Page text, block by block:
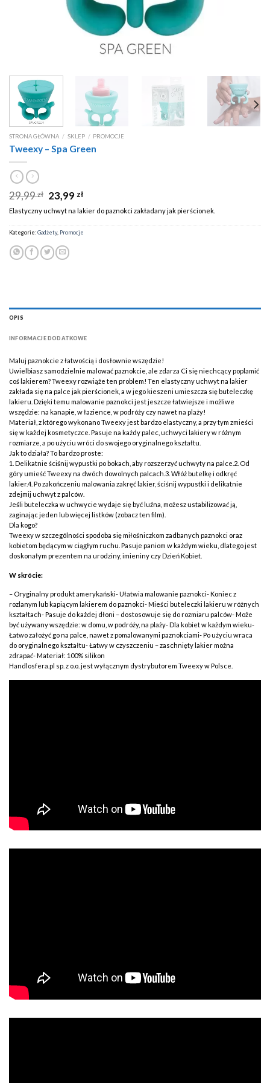
STRONA GŁÓWNA / SKLEP / PROMOCJE
Tweexy – Spa Green
29,99zł 23,99zł
Elastyczny uchwyt na lakier do paznokci zakładany jak pierścionek.
Kategorie:Gadżety, Promocje
OPIS
INFORMACJE DODATKOWE
Maluj paznokcie z łatwością i dosłownie wszędzie!
Uwielbiasz samodzielnie malować paznokcie, ale zdarza Ci się niechcący poplamić
coś lakierem? Tweexy rozwiąże ten problem! Ten elastyczny uchwyt na lakier
zakłada się na palce jak pierścionek, a w jego kieszeni umieszcza się buteleczkę
lakieru. Dzięki temu malowanie paznokci jest jeszcze łatwiejsze i możliwe
wszędzie: na kanapie, w łazience, w podróży czy nawet na plaży!
Materiał, z którego wykonano Tweexy jest bardzo elastyczny, a przy tym zmieści
się w każdej kosmetyczce. Pasuje na każdy palec, uchwyci lakiery w różnym
rozmiarze, a po użyciu wróci do swojego oryginalnego kształtu.
Jak to działa? To bardzo proste:
1. Delikatnie ściśnij wypustki po bokach, aby rozszerzyć uchwyty na palce.2. Od
góry umieść Tweexy na dwóch dowolnych palcach.3. Włóż butelkę i odkręć
lakier.4. Po zakończeniu malowania zakręć lakier, ściśnij wypustki i delikatnie
zdejmij uchwyt z palców.
Jeśli buteleczka w uchwycie wydaje się być luźna, możesz ustabilizować ją,
zaginając jeden lub więcej listków (zobacz ten film).
Dla kogo?
Tweexy w szczególności spodoba się miłośniczkom zadbanych paznokci oraz
kobietom będącym w ciągłym ruchu. Pasuje paniom w każdym wieku, dlatego jest
doskonałym prezentem na urodziny, imieniny czy Dzień Kobiet.
W skrócie:
– Oryginalny produkt amerykański- Ułatwia malowanie paznokci- Koniec z
rozlanym lub kapiącym lakierem do paznokci- Mieści buteleczki lakieru w różnych
kształtach- Pasuje do każdej dłoni – dostosowuje się do rozmiaru palców- Może
być używany wszędzie: w domu, w podróży, na plaży- Dla kobiet w każdym wieku-
Łatwo założyć go na palce, nawet z pomalowanymi paznokciami- Po użyciu wraca
do oryginalnego kształtu- Łatwy w czyszczeniu – zaschnięty lakier można
zdrapać- Materiał: 100% silikon
Handlosfera.pl sp. z o.o. jest wyłącznym dystrybutorem Tweexy w Polsce.